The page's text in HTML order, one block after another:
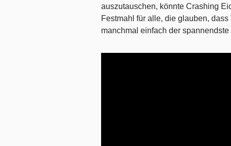
auszutauschen, könnte Crashing
Festmahl für alle, die glauben,
manchmal einfach der